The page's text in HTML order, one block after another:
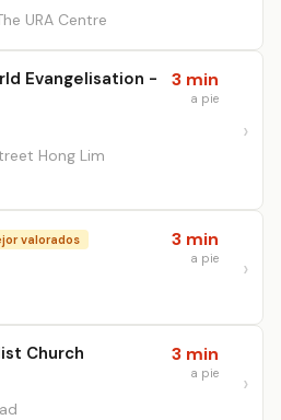
URA Centre
Evangelisation -
Hong Lim
3 min
a pie
valorados 3 min
a pie
Church 3 min
a pie